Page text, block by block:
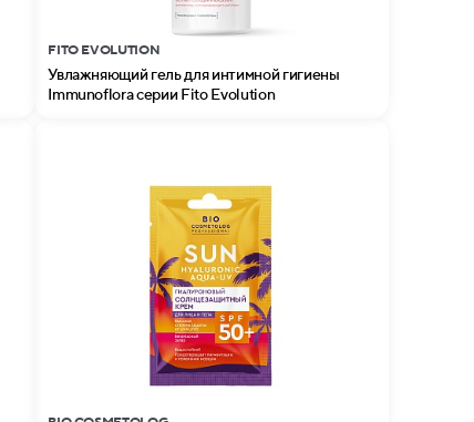
FITO EVOLUTION
Увлажняющий гель для интимной гигиены
Immunoflora серии Fito Evolution